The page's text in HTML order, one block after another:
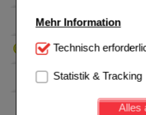
Mehr Information
Technisch Notwendig:
Website notwendig
Kundenkonto), weshalb
werden kann.
Technisch
Statistik & Tracking
Alles